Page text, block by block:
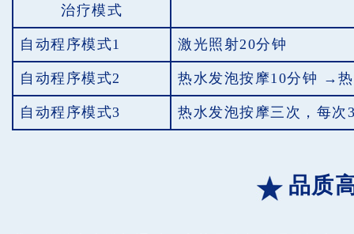
治疗模式
自动程序模式1 激光照射20分钟
自动程序模式2 热水发泡按摩10分钟 →
自动程序模式3 热水发泡按摩三次，每
品质